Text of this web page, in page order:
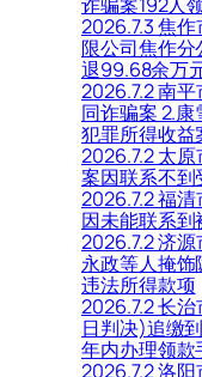
2026.7.3 焦
限公司焦作
退99.68余万
2026.7.2 南
同诈骗案 2.
犯罪所得收益
2026.7.2 太
案因联系不到
2026.7.2 福
因未能联系
2026.7.2 济源
永政等人掩
违法所得款项
2026.7.2 长
日判决)追缴
年内办理领款
2026.7.2 洛